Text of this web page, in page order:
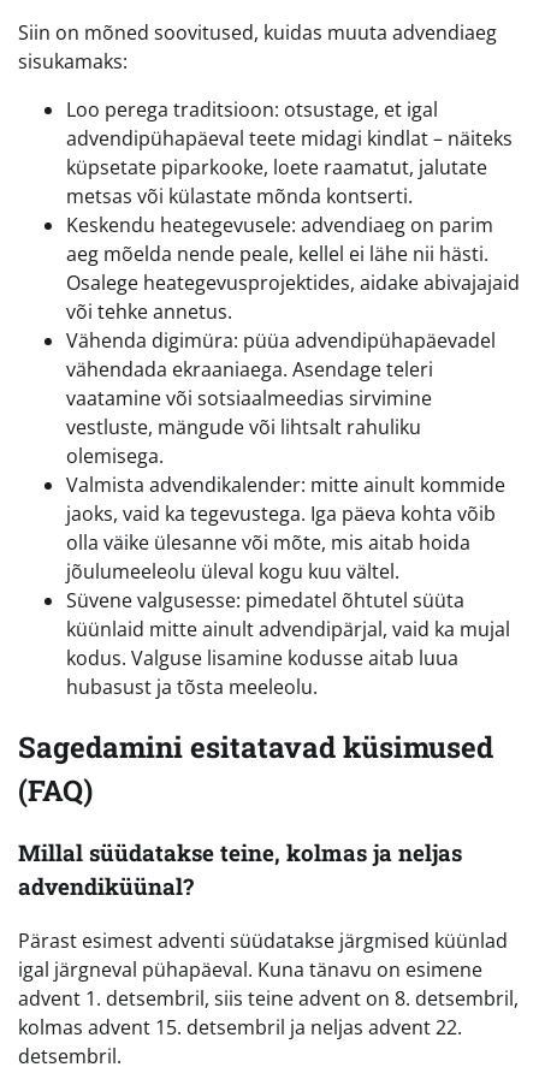
Siin on mõned soovitused, kuidas muuta advendiaeg
sisukamaks:
Loo perega traditsioon: otsustage, et igal
advendipühapäeval teete midagi kindlat – näiteks
küpsetate piparkooke, loete raamatut, jalutate
metsas või külastate mõnda kontserti.
Keskendu heategevusele: advendiaeg on parim
aeg mõelda nende peale, kellel ei lähe nii hästi.
Osalege heategevusprojektides, aidake abivajajaid
või tehke annetus.
Vähenda digimüra: püüa advendipühapäevadel
vähendada ekraaniaega. Asendage teleri
vaatamine või sotsiaalmeedias sirvimine
vestluste, mängude või lihtsalt rahuliku
olemisega.
Valmista advendikalender: mitte ainult kommide
jaoks, vaid ka tegevustega. Iga päeva kohta võib
olla väike ülesanne või mõte, mis aitab hoida
jõulumeeleolu üleval kogu kuu vältel.
Süvene valgusesse: pimedatel õhtutel süüta
küünlaid mitte ainult advendipärjal, vaid ka mujal
kodus. Valguse lisamine kodusse aitab luua
hubasust ja tõsta meeleolu.
Sagedamini esitatavad küsimused
(FAQ)
Millal süüdatakse teine, kolmas ja neljas
advendiküünal?
Pärast esimest adventi süüdatakse järgmised küünlad
igal järgneval pühapäeval. Kuna tänavu on esimene
advent 1. detsembril, siis teine advent on 8. detsembril,
kolmas advent 15. detsembril ja neljas advent 22.
detsembril.